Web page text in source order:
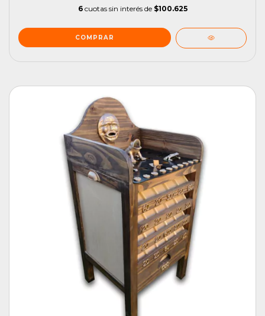
6 cuotas sin interés de $100.625